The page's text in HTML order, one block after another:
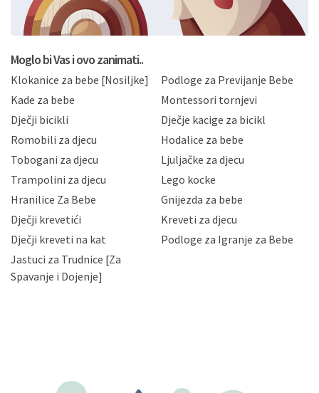
BRO'N BRO d.o.o. će s Vašim osobnim podacima
postupati sukladno Općoj uredbi o zaštiti podataka
privatnosti i kolačića koju možete pročitati ovdje i
Hrvatske, a uvijek uz primjenu odgovarajućih tehničkih i
sigurnosnih mjera zaštite osobnih podataka od
neovlaštenog pristupa, zlouporabe, otkrivanja,
gubitka ili uništenja. Mae.hr štiti privatnost svojih
korisnika i posjetitelja web stranica, čuva povjerljivost
Vaših osobnih podataka te omogućava pristup i
priopćavanje osobnih podataka samo onim svojim
zaposlenicima kojima su isti potrebni radi provedbe
slučajevima koji su dozvoljeni zakonima. Napominjemo
da možete u svako doba, u potpunosti ili djelomice,
zatražiti prestanak aktivnosti obrade Vaših osobnih
podataka. Opoziv privole možete podnijeti poštom na
gore navedenu adresu ili e-mailom na adresu:
Moglo bi Vas i ovo zanimati..
Klokanice za bebe [Nosiljke]
Podloge za Previjanje Bebe
Kade za bebe
Montessori tornjevi
Dječji bicikli
Dječje kacige za bicikl
Romobili za djecu
Hodalice za bebe
Tobogani za djecu
Ljuljačke za djecu
Trampolini za djecu
Lego kocke
Hranilice Za Bebe
Gnijezda za bebe
Dječji krevetići
Kreveti za djecu
Dječji kreveti na kat
Podloge za Igranje za Bebe
Jastuci za Trudnice [Za
Spavanje i Dojenje]